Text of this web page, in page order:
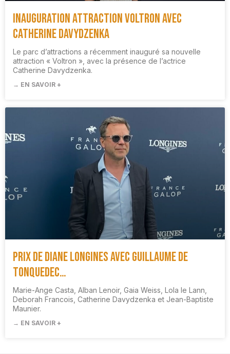
Inauguration attraction Voltron avec
Catherine Davydzenka
Le parc d’attractions a récemment inauguré sa nouvelle
attraction « Voltron », avec la présence de l’actrice
Catherine Davydzenka.
→ EN SAVOIR +
Prix de Diane Longines avec Guillaume de
Tonquedec…
Marie-Ange Casta, Alban Lenoir, Gaia Weiss, Lola le Lann,
Deborah Francois, Catherine Davydzenka et Jean-Baptiste
Maunier.
→ EN SAVOIR +